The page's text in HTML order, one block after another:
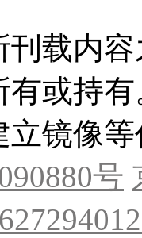
刊载内
有或持
立镜像
号